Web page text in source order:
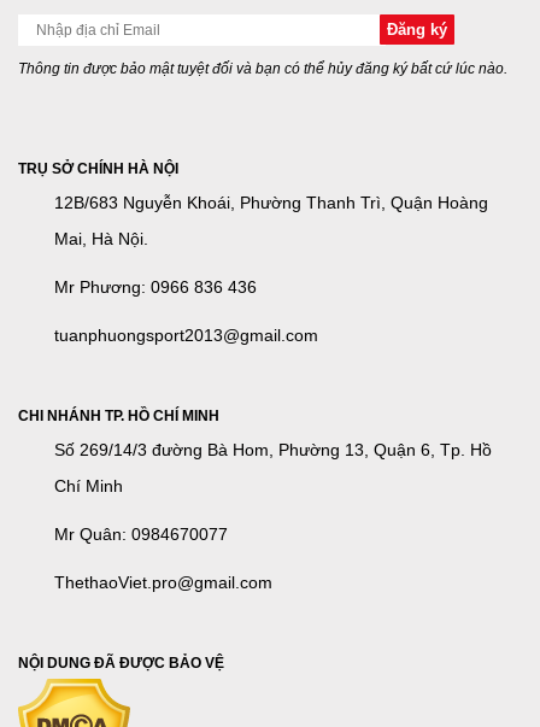
Thông tin được bảo mật tuyệt đối và bạn có thể hủy đăng ký bất cứ lúc nào.
TRỤ SỞ CHÍNH HÀ NỘI
12B/683 Nguyễn Khoái, Phường Thanh Trì, Quận Hoàng
Mai, Hà Nội.
Mr Phương: 0966 836 436
tuanphuongsport2013@gmail.com
CHI NHÁNH TP. HỒ CHÍ MINH
Số 269/14/3 đường Bà Hom, Phường 13, Quận 6, Tp. Hồ
Chí Minh
Mr Quân: 0984670077
ThethaoViet.pro@gmail.com
NỘI DUNG ĐÃ ĐƯỢC BẢO VỆ